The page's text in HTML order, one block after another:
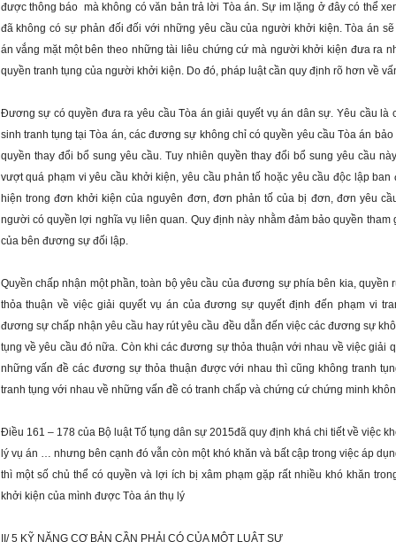
được thông báo  mà không có văn bản trả lời Tòa án. Sự im lặng ở đây có thể
đã không có sự phản đối đối với những yêu cầu của người khởi kiện. Tòa án
án vắng mặt một bên theo những tài liêu chứng cứ mà người khởi kiện đưa ra
quyền tranh tụng của người khởi kiện. Do đó, pháp luật cần quy định rõ hơn về
Đương sự có quyền đưa ra yêu cầu Tòa án giải quyết vụ án dân sự. Yêu cầu là
sinh tranh tụng tại Tòa án, các đương sự không chỉ có quyền yêu cầu Tòa án bảo
quyền thay đổi bổ sung yêu cầu. Tuy nhiên quyền thay đổi bổ sung yêu cầu
vượt quá phạm vi yêu cầu khởi kiện, yêu cầu phản tố hoặc yêu cầu độc lập ban
hiện trong đơn khởi kiện của nguyên đơn, đơn phản tố của bị đơn, đơn yêu
người có quyền lợi nghĩa vụ liên quan. Quy định này nhằm đảm bảo quyền tham
của bên đương sự đối lập.
Quyền chấp nhận một phần, toàn bộ yêu cầu của đương sự phía bên kia, quyền
thỏa thuận về việc giải quyết vụ án của đương sự quyết định đến phạm vi
đương sự chấp nhận yêu cầu hay rút yêu cầu đều dẫn đến việc các đương sự
tụng về yêu cầu đó nữa. Còn khi các đương sự thỏa thuận với nhau về việc giải
những vấn đề các đương sự thỏa thuận được với nhau thì cũng không tranh
Điều 161 – 178 của Bộ luật Tố tụng dân sự 2015đã quy định khá chi tiết về việc
lý vụ án … nhưng bên cạnh đó vẫn còn một khó khăn và bất cập trong việc áp
thì một số chủ thể có quyền và lợi ích bị xâm phạm gặp rất nhiều khó khăn
khởi kiện của mình được Tòa án thụ lý
II/ 5 KỸ NĂNG CƠ BẢN CẦN PHẢI CÓ CỦA MỘT LUẬT SƯ